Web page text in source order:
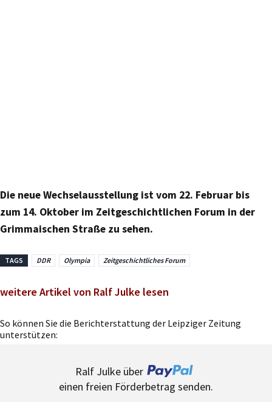
Die neue Wechselausstellung ist vom 22. Februar bis
zum 14. Oktober im Zeitgeschichtlichen Forum in der
Grimmaischen Straße zu sehen.
TAGS DDR Olympia Zeitgeschichtliches Forum
weitere Artikel von Ralf Julke lesen
So können Sie die Berichterstattung der Leipziger Zeitung
unterstützen:
Ralf Julke über
einen freien Förderbetrag senden.